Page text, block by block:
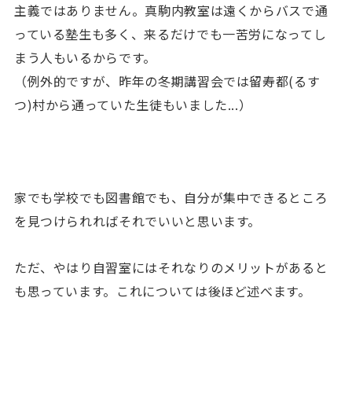
主義ではありません。真駒内教室は遠くからバスで通
っている塾生も多く、来るだけでも一苦労になってし
まう人もいるからです。
（例外的ですが、昨年の冬期講習会では留寿都(るす
つ)村から通っていた生徒もいました...）
家でも学校でも図書館でも、自分が集中できるところ
を見つけられればそれでいいと思います。
ただ、やはり自習室にはそれなりのメリットがあると
も思っています。これについては後ほど述べます。